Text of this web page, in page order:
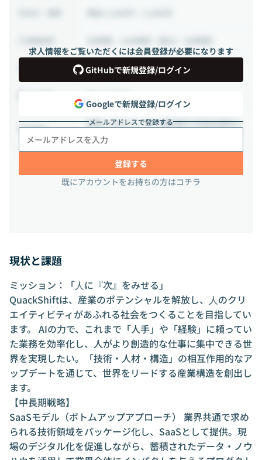
求人情報をご覧いただくには会員登録が必要になります
GitHubで新規登録/ログイン
Googleで新規登録/ログイン
メールアドレスで登録する
登録する
既にアカウントをお持ちの方はコチラ
業務委託から正社員
勤務地
御茶ノ水オフィス｜東京都千代⽥区神⽥⼩
川町3丁⽬28−5 axle御茶ノ水 302号室
現状と課題
ミッション：「⼈に『次』をみせる」
QuackShiftは、産業のポテンシャルを解放し、⼈のクリ
エイティビティがあふれる社会をつくることを目指してい
ます。 AIの力で、これまで「人手」や「経験」に頼ってい
た業務を効率化し、人がより創造的な仕事に集中できる世
界を実現したい。「技術・人材・構造」の相互作用的なア
ップデートを通じて、世界をリードする産業構造を創出し
ます。
【中長期戦略】
SaaSモデル（ボトムアップアプローチ） 業界共通で求め
られる技術領域をパッケージ化し、SaaSとして提供。現
場のデジタル化を促進しながら、蓄積されたデータ・ノウ